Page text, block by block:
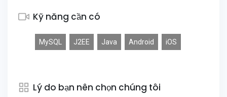
Kỹ năng cần có
MySQL J2EE Java Android iOS
Lý do bạn nên chọn chúng tôi